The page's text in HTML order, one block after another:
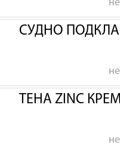
СУДНО
ТЕНА ZINC